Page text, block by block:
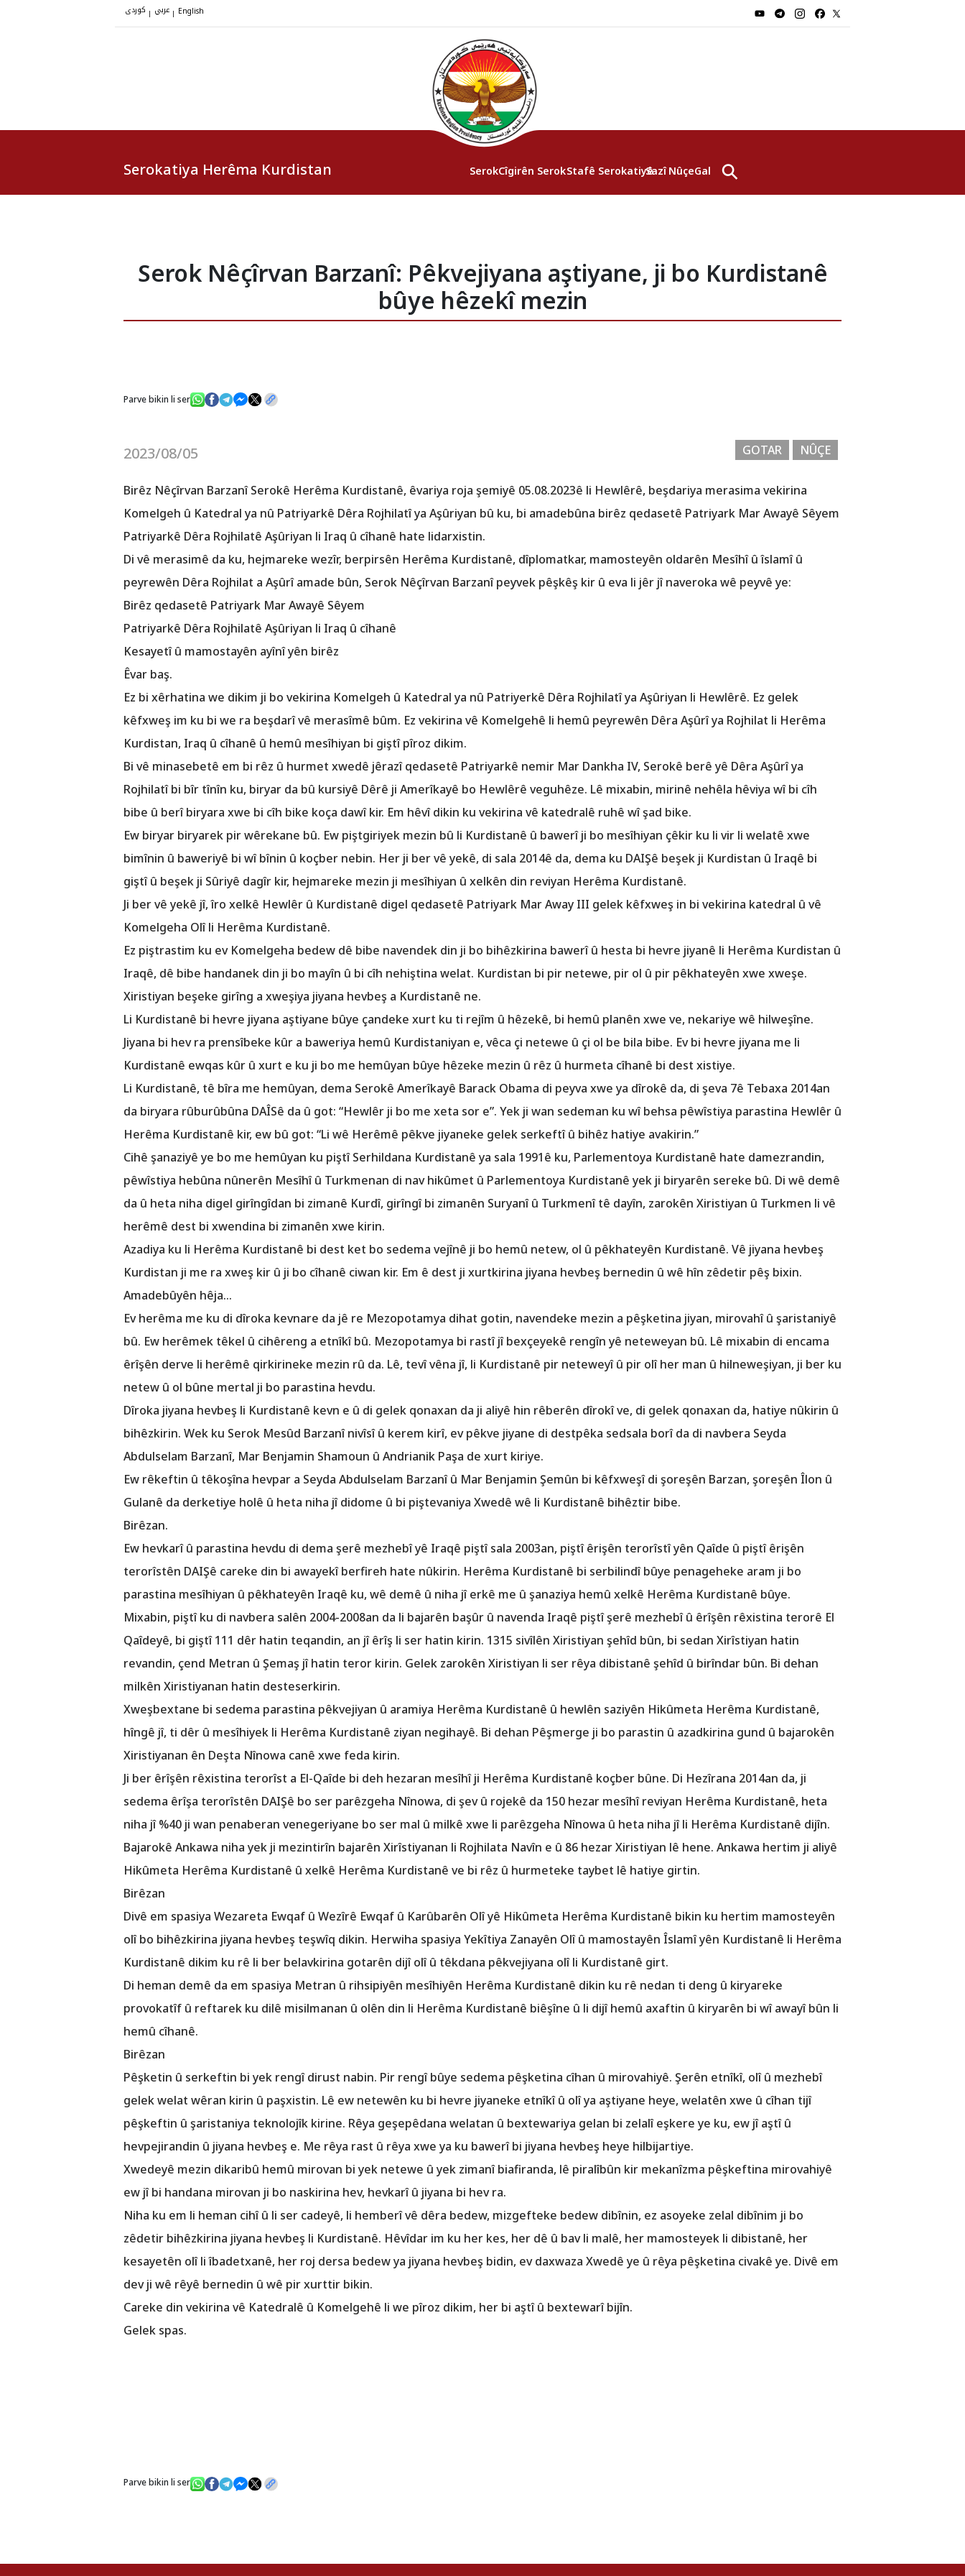
| | English
Serokatiya Herêma Kurdistan SerokCîgirên SerokStafê SerokatiyêSazî NûçeGalerî⚲
Serok Nêçîrvan Barzanî: Pêkvejiyana aştiyane, ji bo Kurdistanê
bûye hêzekî mezin
Parve bikin li ser
2023/08/05 NÛÇE
GOTAR
Birêz Nêçîrvan Barzanî Serokê Herêma Kurdistanê, êvariya roja şemiyê 05.08.2023ê li Hewlêrê, beşdariya merasima vekirina
Komelgeh û Katedral ya nû Patriyarkê Dêra Rojhilatî ya Aşûriyan bû ku, bi amadebûna birêz qedasetê Patriyark Mar Awayê Sêyem
Patriyarkê Dêra Rojhilatê Aşûriyan li Iraq û cîhanê hate lidarxistin.
Di vê merasimê da ku, hejmareke wezîr, berpirsên Herêma Kurdistanê, dîplomatkar, mamosteyên oldarên Mesîhî û îslamî û
peyrewên Dêra Rojhilat a Aşûrî amade bûn, Serok Nêçîrvan Barzanî peyvek pêşkêş kir û eva li jêr jî naveroka wê peyvê ye:
Birêz qedasetê Patriyark Mar Awayê Sêyem
Patriyarkê Dêra Rojhilatê Aşûriyan li Iraq û cîhanê
Kesayetî û mamostayên ayînî yên birêz
Êvar baş.
Ez bi xêrhatina we dikim ji bo vekirina Komelgeh û Katedral ya nû Patriyerkê Dêra Rojhilatî ya Aşûriyan li Hewlêrê. Ez gelek
kêfxweş im ku bi we ra beşdarî vê merasîmê bûm. Ez vekirina vê Komelgehê li hemû peyrewên Dêra Aşûrî ya Rojhilat li Herêma
Kurdistan, Iraq û cîhanê û hemû mesîhiyan bi giştî pîroz dikim.
Bi vê minasebetê em bi rêz û hurmet xwedê jêrazî qedasetê Patriyarkê nemir Mar Dankha IV, Serokê berê yê Dêra Aşûrî ya
Rojhilatî bi bîr tînîn ku, biryar da bû kursiyê Dêrê ji Amerîkayê bo Hewlêrê veguhêze. Lê mixabin, mirinê nehêla hêviya wî bi cîh
bibe û berî biryara xwe bi cîh bike koça dawî kir. Em hêvî dikin ku vekirina vê katedralê ruhê wî şad bike.
Ew biryar biryarek pir wêrekane bû. Ew piştgiriyek mezin bû li Kurdistanê û bawerî ji bo mesîhiyan çêkir ku li vir li welatê xwe
bimînin û baweriyê bi wî bînin û koçber nebin. Her ji ber vê yekê, di sala 2014ê da, dema ku DAIŞê beşek ji Kurdistan û Iraqê bi
giştî û beşek ji Sûriyê dagîr kir, hejmareke mezin ji mesîhiyan û xelkên din reviyan Herêma Kurdistanê.
Ji ber vê yekê jî, îro xelkê Hewlêr û Kurdistanê digel qedasetê Patriyark Mar Away III gelek kêfxweş in bi vekirina katedral û vê
Komelgeha Olî li Herêma Kurdistanê.
Ez piştrastim ku ev Komelgeha bedew dê bibe navendek din ji bo bihêzkirina bawerî û hesta bi hevre jiyanê li Herêma Kurdistan û
Iraqê, dê bibe handanek din ji bo mayîn û bi cîh nehiştina welat. Kurdistan bi pir netewe, pir ol û pir pêkhateyên xwe xweşe.
Xiristiyan beşeke girîng a xweşiya jiyana hevbeş a Kurdistanê ne.
Li Kurdistanê bi hevre jiyana aştiyane bûye çandeke xurt ku ti rejîm û hêzekê, bi hemû planên xwe ve, nekariye wê hilweşîne.
Jiyana bi hev ra prensîbeke kûr a baweriya hemû Kurdistaniyan e, vêca çi netewe û çi ol be bila bibe. Ev bi hevre jiyana me li
Kurdistanê ewqas kûr û xurt e ku ji bo me hemûyan bûye hêzeke mezin û rêz û hurmeta cîhanê bi dest xistiye.
Li Kurdistanê, tê bîra me hemûyan, dema Serokê Amerîkayê Barack Obama di peyva xwe ya dîrokê da, di şeva 7ê Tebaxa 2014an
da biryara rûburûbûna DAÎSê da û got: “Hewlêr ji bo me xeta sor e”. Yek ji wan sedeman ku wî behsa pêwîstiya parastina Hewlêr û
Herêma Kurdistanê kir, ew bû got: “Li wê Herêmê pêkve jiyaneke gelek serkeftî û bihêz hatiye avakirin.”
Cihê şanaziyê ye bo me hemûyan ku piştî Serhildana Kurdistanê ya sala 1991ê ku, Parlementoya Kurdistanê hate damezrandin,
pêwîstiya hebûna nûnerên Mesîhî û Turkmenan di nav hikûmet û Parlementoya Kurdistanê yek ji biryarên sereke bû. Di wê demê
da û heta niha digel girîngîdan bi zimanê Kurdî, girîngî bi zimanên Suryanî û Turkmenî tê dayîn, zarokên Xiristiyan û Turkmen li vê
herêmê dest bi xwendina bi zimanên xwe kirin.
Azadiya ku li Herêma Kurdistanê bi dest ket bo sedema vejînê ji bo hemû netew, ol û pêkhateyên Kurdistanê. Vê jiyana hevbeş
Kurdistan ji me ra xweş kir û ji bo cîhanê ciwan kir. Em ê dest ji xurtkirina jiyana hevbeş bernedin û wê hîn zêdetir pêş bixin.
Amadebûyên hêja...
Ev herêma me ku di dîroka kevnare da jê re Mezopotamya dihat gotin, navendeke mezin a pêşketina jiyan, mirovahî û şaristaniyê
bû. Ew herêmek têkel û cihêreng a etnîkî bû. Mezopotamya bi rastî jî bexçeyekê rengîn yê neteweyan bû. Lê mixabin di encama
êrîşên derve li herêmê qirkirineke mezin rû da. Lê, tevî vêna jî, li Kurdistanê pir neteweyî û pir olî her man û hilneweşiyan, ji ber ku
netew û ol bûne mertal ji bo parastina hevdu.
Dîroka jiyana hevbeş li Kurdistanê kevn e û di gelek qonaxan da ji aliyê hin rêberên dîrokî ve, di gelek qonaxan da, hatiye nûkirin û
bihêzkirin. Wek ku Serok Mesûd Barzanî nivîsî û kerem kirî, ev pêkve jiyane di destpêka sedsala borî da di navbera Seyda
Abdulselam Barzanî, Mar Benjamin Shamoun û Andrianik Paşa de xurt kiriye.
Ew rêkeftin û têkoşîna hevpar a Seyda Abdulselam Barzanî û Mar Benjamin Şemûn bi kêfxweşî di şoreşên Barzan, şoreşên Îlon û
Gulanê da derketiye holê û heta niha jî didome û bi piştevaniya Xwedê wê li Kurdistanê bihêztir bibe.
Birêzan.
Ew hevkarî û parastina hevdu di dema şerê mezhebî yê Iraqê piştî sala 2003an, piştî êrişên terorîstî yên Qaîde û piştî êrişên
terorîstên DAIŞê careke din bi awayekî berfireh hate nûkirin. Herêma Kurdistanê bi serbilindî bûye penageheke aram ji bo
parastina mesîhiyan û pêkhateyên Iraqê ku, wê demê û niha jî erkê me û şanaziya hemû xelkê Herêma Kurdistanê bûye.
Mixabin, piştî ku di navbera salên 2004-2008an da li bajarên başûr û navenda Iraqê piştî şerê mezhebî û êrîşên rêxistina terorê El
Qaîdeyê, bi giştî 111 dêr hatin teqandin, an jî êrîş li ser hatin kirin. 1315 sivîlên Xiristiyan şehîd bûn, bi sedan Xirîstiyan hatin
revandin, çend Metran û Şemaş jî hatin teror kirin. Gelek zarokên Xiristiyan li ser rêya dibistanê şehîd û birîndar bûn. Bi dehan
milkên Xiristiyanan hatin desteserkirin.
Xweşbextane bi sedema parastina pêkvejiyan û aramiya Herêma Kurdistanê û hewlên saziyên Hikûmeta Herêma Kurdistanê,
hîngê jî, ti dêr û mesîhiyek li Herêma Kurdistanê ziyan negihayê. Bi dehan Pêşmerge ji bo parastin û azadkirina gund û bajarokên
Xiristiyanan ên Deşta Nînowa canê xwe feda kirin.
Ji ber êrîşên rêxistina terorîst a El-Qaîde bi deh hezaran mesîhî ji Herêma Kurdistanê koçber bûne. Di Hezîrana 2014an da, ji
sedema êrîşa terorîstên DAIŞê bo ser parêzgeha Nînowa, di şev û rojekê da 150 hezar mesîhî reviyan Herêma Kurdistanê, heta
niha jî %40 ji wan penaberan venegeriyane bo ser mal û milkê xwe li parêzgeha Nînowa û heta niha jî li Herêma Kurdistanê dijîn.
Bajarokê Ankawa niha yek ji mezintirîn bajarên Xirîstiyanan li Rojhilata Navîn e û 86 hezar Xiristiyan lê hene. Ankawa hertim ji aliyê
Hikûmeta Herêma Kurdistanê û xelkê Herêma Kurdistanê ve bi rêz û hurmeteke taybet lê hatiye girtin.
Birêzan
Divê em spasiya Wezareta Ewqaf û Wezîrê Ewqaf û Karûbarên Olî yê Hikûmeta Herêma Kurdistanê bikin ku hertim mamosteyên
olî bo bihêzkirina jiyana hevbeş teşwîq dikin. Herwiha spasiya Yekîtiya Zanayên Olî û mamostayên Îslamî yên Kurdistanê li Herêma
Kurdistanê dikim ku rê li ber belavkirina gotarên dijî olî û têkdana pêkvejiyana olî li Kurdistanê girt.
Di heman demê da em spasiya Metran û rihsipiyên mesîhiyên Herêma Kurdistanê dikin ku rê nedan ti deng û kiryareke
provokatîf û reftarek ku dilê misilmanan û olên din li Herêma Kurdistanê biêşîne û li dijî hemû axaftin û kiryarên bi wî awayî bûn li
hemû cîhanê.
Birêzan
Pêşketin û serkeftin bi yek rengî dirust nabin. Pir rengî bûye sedema pêşketina cîhan û mirovahiyê. Şerên etnîkî, olî û mezhebî
gelek welat wêran kirin û paşxistin. Lê ew netewên ku bi hevre jiyaneke etnîkî û olî ya aştiyane heye, welatên xwe û cîhan tijî
pêşkeftin û şaristaniya teknolojîk kirine. Rêya geşepêdana welatan û bextewariya gelan bi zelalî eşkere ye ku, ew jî aştî û
hevpejirandin û jiyana hevbeş e. Me rêya rast û rêya xwe ya ku bawerî bi jiyana hevbeş heye hilbijartiye.
Xwedeyê mezin dikaribû hemû mirovan bi yek netewe û yek zimanî biafiranda, lê piralîbûn kir mekanîzma pêşkeftina mirovahiyê
ew jî bi handana mirovan ji bo naskirina hev, hevkarî û jiyana bi hev ra.
Niha ku em li heman cihî û li ser cadeyê, li hemberî vê dêra bedew, mizgefteke bedew dibînin, ez asoyeke zelal dibînim ji bo
zêdetir bihêzkirina jiyana hevbeş li Kurdistanê. Hêvîdar im ku her kes, her dê û bav li malê, her mamosteyek li dibistanê, her
kesayetên olî li îbadetxanê, her roj dersa bedew ya jiyana hevbeş bidin, ev daxwaza Xwedê ye û rêya pêşketina civakê ye. Divê em
dev ji wê rêyê bernedin û wê pir xurttir bikin.
Careke din vekirina vê Katedralê û Komelgehê li we pîroz dikim, her bi aştî û bextewarî bijîn.
Gelek spas.
Parve bikin li ser